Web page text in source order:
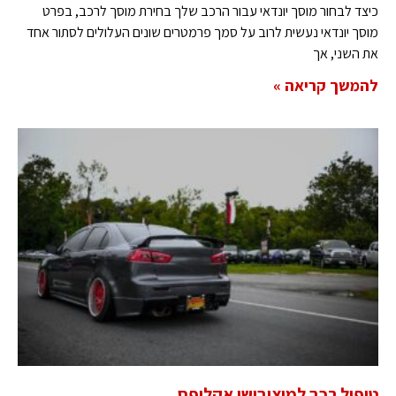
כיצד לבחור מוסך יונדאי עבור הרכב שלך בחירת מוסך לרכב, בפרט
מוסך יונדאי נעשית לרוב על סמך פרמטרים שונים העלולים לסתור אחד
את השני, אך
להמשך קריאה »